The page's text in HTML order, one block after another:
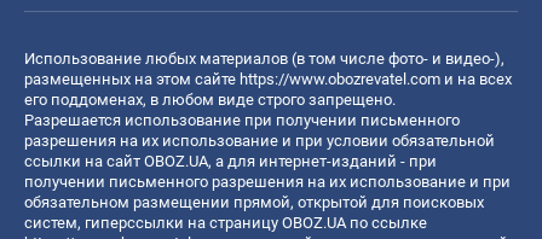
Использование любых материалов (в том числе фото- и видео-),
размещенных на этом сайте https://www.obozrevatel.com и на всех
его поддоменах, в любом виде строго запрещено.
Разрешается использование при получении письменного
разрешения на их использование и при условии обязательной
ссылки на сайт OBOZ.UA, а для интернет-изданий - при
получении письменного разрешения на их использование и при
обязательном размещении прямой, открытой для поисковых
систем, гиперссылки на страницу OBOZ.UA по ссылке